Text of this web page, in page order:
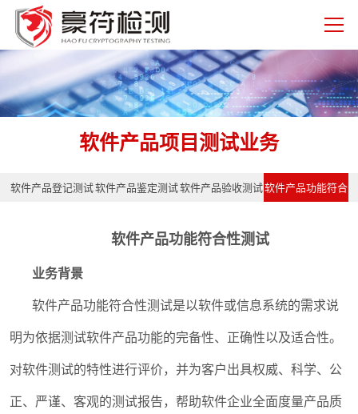
软件产品项目测试业务
软件产品登记测试软件产品鉴定测试软件产品验收测试软件产品功能符合
软件产品功能符合性测试
业务背景
软件产品功能符合性测试是以软件或信息系统的需求说
明为依据测试软件产品功能的完备性、正确性以及适合性。
对软件测试的特性进行评价，并为客户出具权威、科学、公
正、严谨、客观的测试报告，帮助软件企业全面度量产品质